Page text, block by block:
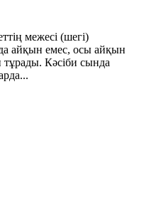
межесі (шегі)
айқын емес, осы айқын
Кәсіби сында